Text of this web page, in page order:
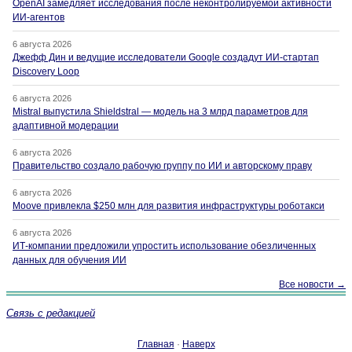
OpenAI замедляет исследования после неконтролируемой активности
ИИ-агентов
6 августа 2026
Джефф Дин и ведущие исследователи Google создадут ИИ-стартап
Discovery Loop
6 августа 2026
Mistral выпустила Shieldstral — модель на 3 млрд параметров для
адаптивной модерации
6 августа 2026
Правительство создало рабочую группу по ИИ и авторскому праву
6 августа 2026
Moove привлекла $250 млн для развития инфраструктуры роботакси
6 августа 2026
ИТ-компании предложили упростить использование обезличенных
данных для обучения ИИ
Все новости →
Связь с редакцией
Главная · Наверх